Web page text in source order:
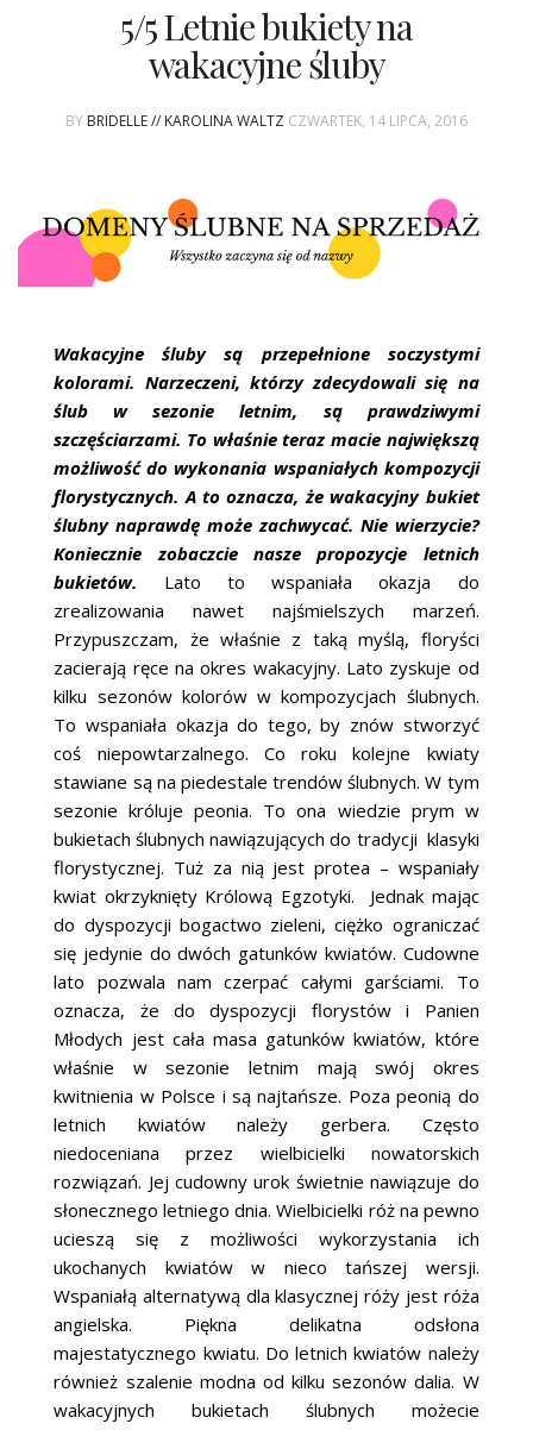
5/5 Letnie bukiety na
wakacyjne śluby
BY BRIDELLE // KAROLINA WALTZ CZWARTEK, 14 LIPCA, 2016
Wakacyjne śluby są przepełnione soczystymi
kolorami. Narzeczeni, którzy zdecydowali się na
ślub w sezonie letnim, są prawdziwymi
szczęściarzami. To właśnie teraz macie największą
możliwość do wykonania wspaniałych kompozycji
florystycznych. A to oznacza, że wakacyjny bukiet
ślubny naprawdę może zachwycać. Nie wierzycie?
Koniecznie zobaczcie nasze propozycje letnich
bukietów.
Lato to wspaniała okazja do
zrealizowania nawet najśmielszych marzeń.
Przypuszczam, że właśnie z taką myślą, floryści
zacierają ręce na okres wakacyjny. Lato zyskuje od
kilku sezonów kolorów w kompozycjach ślubnych.
To wspaniała okazja do tego, by znów stworzyć
coś niepowtarzalnego. Co roku kolejne kwiaty
stawiane są na piedestale trendów ślubnych. W tym
sezonie króluje peonia. To ona wiedzie prym w
bukietach ślubnych nawiązujących do tradycji klasyki
florystycznej. Tuż za nią jest protea – wspaniały
kwiat okrzyknięty Królową Egzotyki. Jednak mając
do dyspozycji bogactwo zieleni, ciężko ograniczać
się jedynie do dwóch gatunków kwiatów. Cudowne
lato pozwala nam czerpać całymi garściami. To
oznacza, że do dyspozycji florystów i Panien
Młodych jest cała masa gatunków kwiatów, które
właśnie w sezonie letnim mają swój okres
kwitnienia w Polsce i są najtańsze. Poza peonią do
letnich kwiatów należy gerbera. Często
niedoceniana przez wielbicielki nowatorskich
rozwiązań. Jej cudowny urok świetnie nawiązuje do
słonecznego letniego dnia. Wielbicielki róż na pewno
ucieszą się z możliwości wykorzystania ich
ukochanych kwiatów w nieco tańszej wersji.
Wspaniałą alternatywą dla klasycznej róży jest róża
angielska. Piękna delikatna odsłona
majestatycznego kwiatu. Do letnich kwiatów należy
również szalenie modna od kilku sezonów dalia. W
wakacyjnych bukietach ślubnych możecie